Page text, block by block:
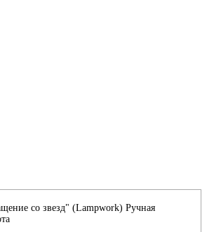
со звезд" (Lampwork) Ручная